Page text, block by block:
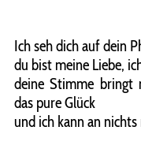
Ich seh dich auf dein
du bist meine Liebe,
deine Stimme bringt
das pure Glück
und ich kann an